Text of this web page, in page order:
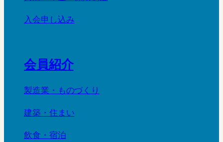
入会申し込み
会員紹介
製造業・ものづくり
建築・住まい
飲食・宿泊